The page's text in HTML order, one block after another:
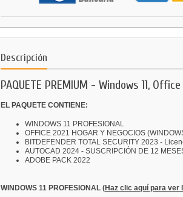
Descripción
PAQUETE PREMIUM - Windows 11,
EL PAQUETE CONTIENE:
WINDOWS 11 PROFESIONAL
OFFICE 2021 HOGAR Y NEGOCIOS
BITDEFENDER TOTAL SECURITY 2023 -
AUTOCAD 2024 - SUSCRIPCIÓN DE 12
ADOBE PACK 2022
WINDOWS 11 PROFESIONAL (Haz clic aquí para ver